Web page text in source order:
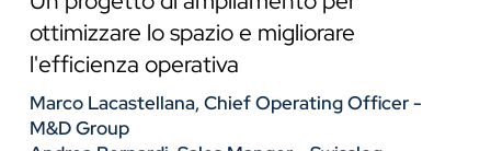
ottimizzare lo spazio e migliorare
l'efficienza operativa
Marco Lacastellana, Chief Operating Officer -
M&D Group